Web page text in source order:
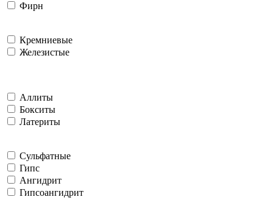
Фирн
Кремниевые
Железистые
Аллиты
Бокситы
Латериты
Сульфатные
Гипс
Ангидрит
Гипсоангидрит